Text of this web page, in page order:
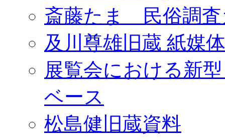
斎藤たま 民俗調査
及川尊雄旧蔵 紙媒
展覧会における新
ベース
松島健旧蔵資料